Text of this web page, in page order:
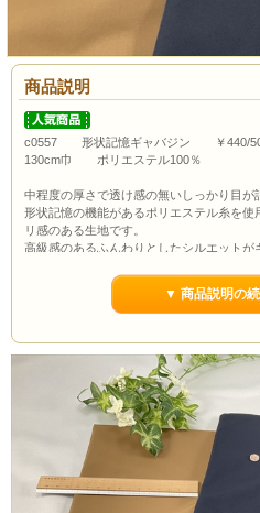
商品説明
c0557 形状記憶ギャバジン ￥440/
130cm巾 ポリエステル100％
中程度の厚さで透け感の無いしっかり目が
形状記憶の機能があるポリエステル糸を
リ感のある生地です。
高級感のあるふんわりとしたシルエット
耳付近多少のキズ等がある場合がありま
通常市場価格￥990/50cm程度で販売され
カートの特性上数量1が最初に出ています
らとなっていますので数量２以上でのご注
ポイント3％還元します。
▼ 商品説明の